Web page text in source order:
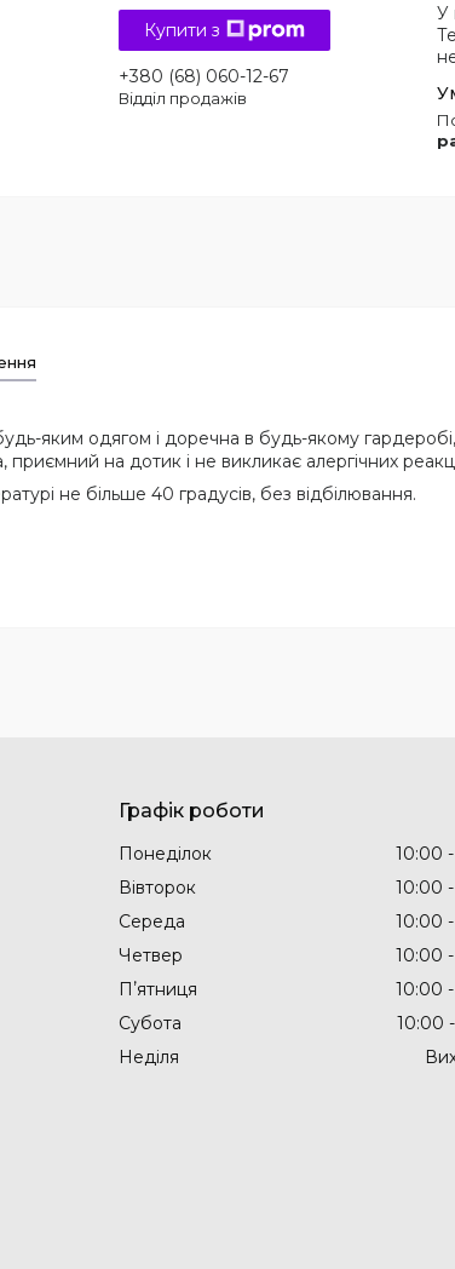
Купити з
+380 (68) 060-12-67
Відділ продажів
У
яким одягом і доречна в будь-якому
приємний на дотик і не викликає алергічних
не більше 40 градусів, без відбілювання.
Графік роботи
Понеділок 10:00
Вівторок
10:00
Середа
10:00
Четвер
10:00
Пʼятниця
10:00
Субота
10:00
Неділя